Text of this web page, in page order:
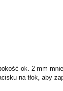
ok. 2 mm
na tłok, aby